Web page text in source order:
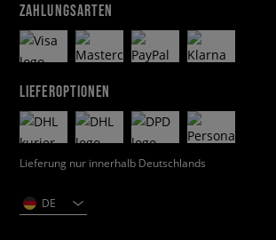
ZAHLUNGSARTEN
LIEFEROPTIONEN
Lieferung nur innerhalb Deutschlands
DE